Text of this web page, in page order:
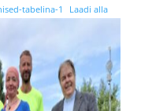
tabelina-1 Laadi alla